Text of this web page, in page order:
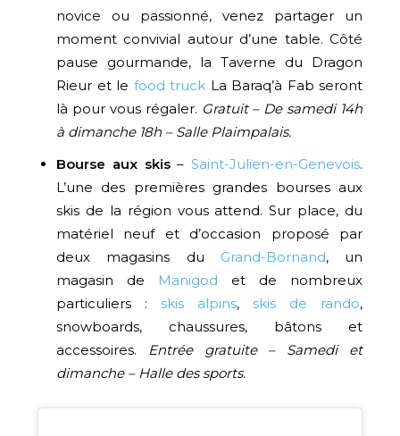
novice ou passionné, venez partager un
moment convivial autour d’une table. Côté
pause gourmande, la Taverne du Dragon
Rieur et le food truck La Baraq’à Fab seront
là pour vous régaler. Gratuit – De samedi 14h
à dimanche 18h – Salle Plaimpalais.
Bourse aux skis– Saint-Julien-en-Genevois.
L’une des premières grandes bourses aux
skis de la région vous attend. Sur place, du
matériel neuf et d’occasion proposé par
deux magasins du Grand-Bornand, un
magasin de
Manigod et de nombreux
particuliers : skis alpins, skis de rando,
snowboards, chaussures, bâtons et
accessoires.
Entrée gratuite – Samedi et
dimanche – Halle des sports.